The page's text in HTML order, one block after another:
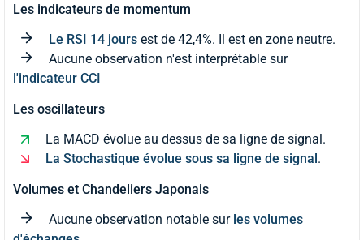
Les indicateurs de momentum
Le RSI 14 jours est de 42,4%. Il est en zone neutre.
Aucune observation n'est interprétable sur
l'indicateur CCI
Les oscillateurs
La MACD évolue au dessus de sa ligne de signal.
La Stochastique évolue sous sa ligne de signal .
Volumes et Chandeliers Japonais
Aucune observation notable sur les volumes